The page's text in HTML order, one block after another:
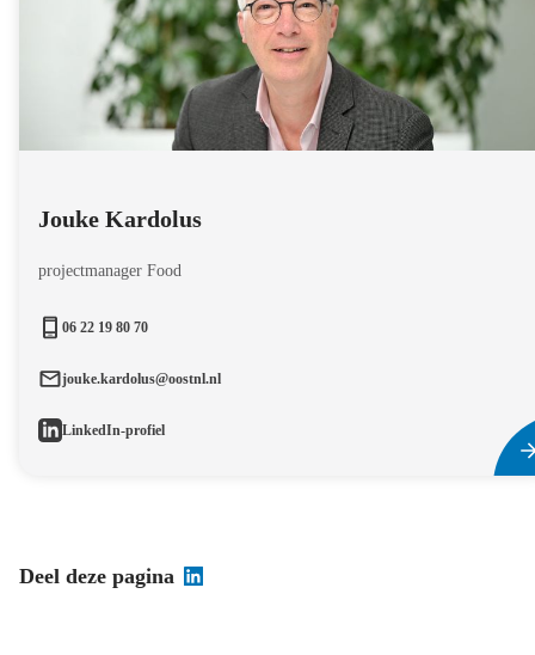
Jouke Kardolus
projectmanager Food
06 22 19 80 70
jouke.kardolus@oostnl.nl
LinkedIn-profiel
Deel deze pagina